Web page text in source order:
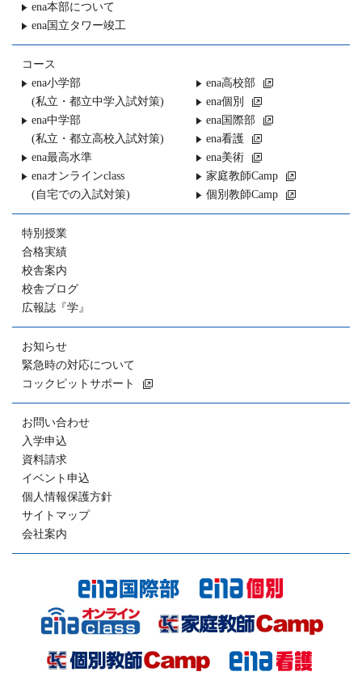
ena本部について
ena国立タワー竣工
コース
ena小学部
(私立・都立中学入試対策)
ena中学部
(私立・都立高校入試対策)
ena最高水準
enaオンラインclass
(自宅での入試対策)
ena高校部
ena個別
ena国際部
ena看護
ena美術
家庭教師Camp
個別教師Camp
特別授業
合格実績
校舎案内
校舎ブログ
広報誌『学』
お知らせ
緊急時の対応について
コックピットサポート
お問い合わせ
入学申込
資料請求
イベント申込
個人情報保護方針
サイトマップ
会社案内